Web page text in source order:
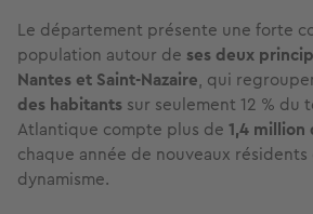
Le département présente une forte
population autour de ses deux
Nantes et Saint-Nazaire, qui
des habitants sur seulement 12 % du
Atlantique compte plus de 1,4 million
chaque année de nouveaux résidents
dynamisme.